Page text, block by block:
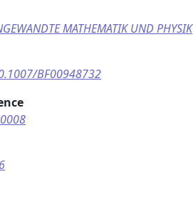
MATHEMATIK UND PHYSIK
BF00948732